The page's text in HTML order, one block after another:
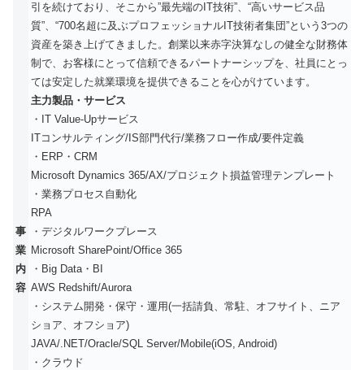
事
業
内
容
引を続けており、そこから”最先端のIT技術”、“高いサービス品
質”、“700名超に及ぶプロフェッショナルIT技術者集団”という3つの
資産を築き上げてきました。創業以来赤字決算なしの健全な財務体
制で、お客様にとって信頼できるパートナーシップを、社員にとっ
ては安定した就業環境を提供できることを心がけています。
主力製品・サービス
・IT Value-Upサービス
ITコンサルティング/IS部門代行/業務フロー作成/要件定義
・ERP・CRM
Microsoft Dynamics 365/AX/プロジェクト損益管理テンプレート
・業務プロセス自動化
RPA
・デジタルワークプレース
Microsoft SharePoint/Office 365
・Big Data・BI
AWS Redshift/Aurora
・システム開発・保守・運用(一括請負、常駐、オフサイト、ニア
ショア、オフショア)
JAVA/.NET/Oracle/SQL Server/Mobile(iOS, Android)
・クラウド